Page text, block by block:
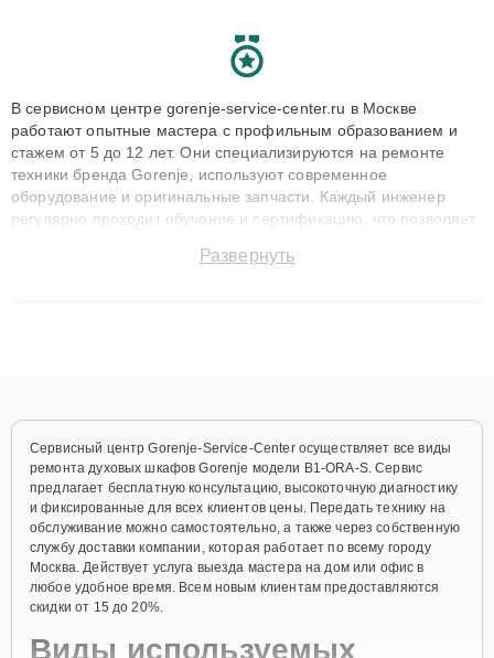
В сервисном центре gorenje-service-center.ru в Москве
работают опытные мастера с профильным образованием и
стажем от 5 до 12 лет. Они специализируются на ремонте
техники бренда Gorenje, используют современное
оборудование и оригинальные запчасти. Каждый инженер
регулярно проходит обучение и сертификацию, что позволяет
технику с сохранением гарантии до 3 лет. Наши мастера
Развернуть
Сервисный центр Gorenje-Service-Center осуществляет все виды
ремонта духовых шкафов Gorenje модели B1-ORA-S. Сервис
предлагает бесплатную консультацию, высокоточную диагностику
и фиксированные для всех клиентов цены. Передать технику на
обслуживание можно самостоятельно, а также через собственную
службу доставки компании, которая работает по всему городу
Москва. Действует услуга выезда мастера на дом или офис в
любое удобное время. Всем новым клиентам предоставляются
скидки от 15 до 20%.
Виды используемых